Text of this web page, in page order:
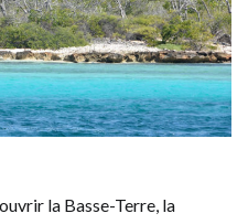
la Basse-Terre, la